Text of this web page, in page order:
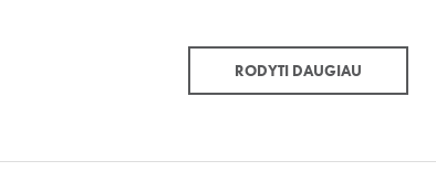
RODYTI DAUGIAU